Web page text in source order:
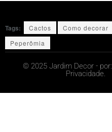
Tags: Cactos Como decorar
Peperômia
© 2025 Jardim Decor - por:
Privacidade.